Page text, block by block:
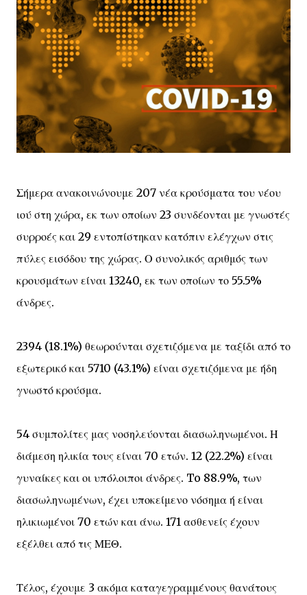
Σήμερα ανακοινώνουμε 207 νέα κρούσματα του νέου
ιού στη χώρα, εκ των οποίων 23 συνδέονται με γνωστές
συρροές και 29 εντοπίστηκαν κατόπιν ελέγχων στις
πύλες εισόδου της χώρας. Ο συνολικός αριθμός των
κρουσμάτων είναι 13240, εκ των οποίων το 55.5%
άνδρες.
2394 (18.1%) θεωρούνται σχετιζόμενα με ταξίδι από το
εξωτερικό και 5710 (43.1%) είναι σχετιζόμενα με ήδη
γνωστό κρούσμα.
54 συμπολίτες μας νοσηλεύονται διασωληνωμένοι. Η
διάμεση ηλικία τους είναι 70 ετών. 12 (22.2%) είναι
γυναίκες και οι υπόλοιποι άνδρες. To 88.9%, των
διασωληνωμένων, έχει υποκείμενο νόσημα ή είναι
ηλικιωμένοι 70 ετών και άνω. 171 ασθενείς έχουν
εξέλθει από τις ΜΕΘ.
Τέλος, έχουμε 3 ακόμα καταγεγραμμένους θανάτους